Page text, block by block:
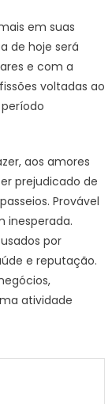
em suas
de hoje será
e com a
voltadas ao
aos amores
prejudicado de
Provável
inesperada.
por
e reputação.
atividade